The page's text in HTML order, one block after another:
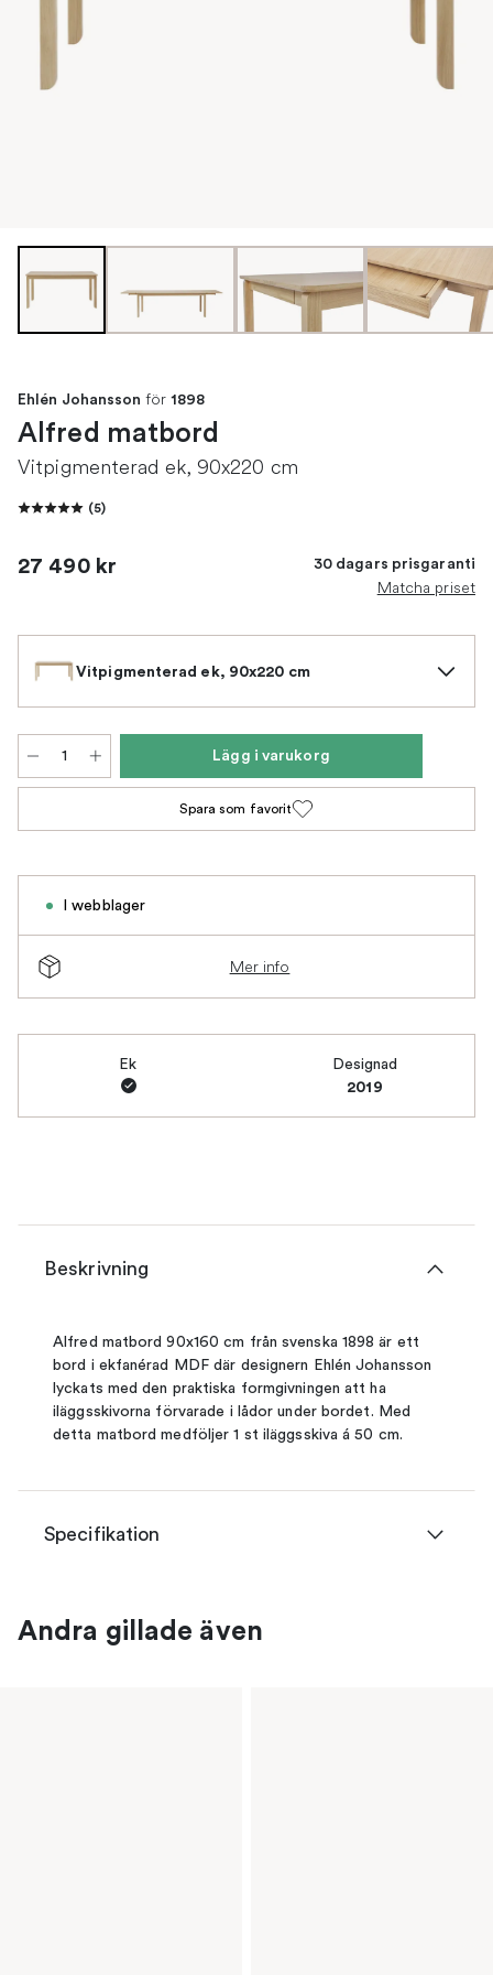
Ehlén Johansson för 1898
Alfred matbord
Vitpigmenterad ek, 90x220 cm
(5)
27 490 kr 30 dagars prisgaranti
Matcha priset
Vitpigmenterad ek, 90x220 cm
Lägg i varukorg
Spara som favorit
I webblager
Mer info
Ek Designad
2019
Beskrivning
Alfred matbord 90x160 cm från svenska 1898 är ett
bord i ekfanérad MDF där designern Ehlén Johansson
lyckats med den praktiska formgivningen att ha
iläggsskivorna förvarade i lådor under bordet. Med
detta matbord medföljer 1 st iläggsskiva á 50 cm.
Specifikation
Andra gillade även